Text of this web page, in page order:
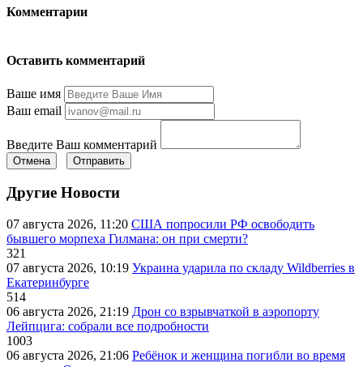
Комментарии
Оставить комментарий
Ваше имя
Ваш email
Введите Ваш комментарий
Отмена Отправить
Другие Новости
07 августа 2026, 11:20 США попросили РФ освободить
бывшего морпеха Гилмана: он при смерти?
321
07 августа 2026, 10:19 Украина ударила по складу Wildberries в
Екатеринбурге
514
06 августа 2026, 21:19 Дрон со взрывчаткой в аэропорту
Лейпцига: собрали все подробности
1003
06 августа 2026, 21:06 Ребёнок и женщина погибли во время